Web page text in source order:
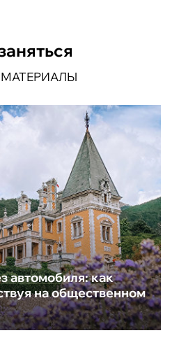
как
на общественном